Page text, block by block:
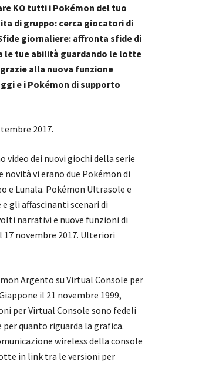
KO tutti i Pokémon del tuo
di gruppo: cerca giocatori di
giornaliere: affronta sfide di
le tue abilità guardando le lotte
alla nuova funzione
e i Pokémon di supporto
2017.
dei nuovi giochi della serie
vi erano due Pokémon di
e Lunala. Pokémon Ultrasole e
gli affascinanti scenari di
narrativi e nuove funzioni di
novembre 2017. Ulteriori
Argento su Virtual Console per
il 21 novembre 1999,
per Virtual Console sono fedeli
quanto riguarda la grafica.
wireless della console
in link tra le versioni per